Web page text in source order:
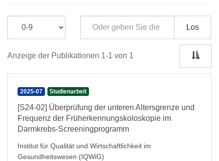
Los
Anzeige der Publikationen 1-1 von 1
2025-07 Studienarbeit
[S24-02] Überprüfung der unteren Altersgrenze und
Frequenz der Früherkennungskoloskopie im
Darmkrebs-Screeningprogramm
Institut für Qualität und Wirtschaftlichkeit im
Gesundheitswesen (IQWiG)